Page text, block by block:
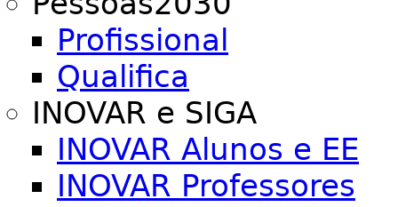
Profissional
Qualifica
INOVAR e SIGA
INOVAR Alunos e EE
INOVAR Professores